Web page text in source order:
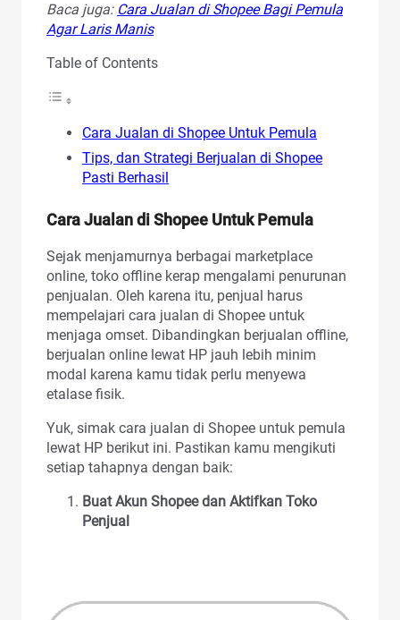
Baca juga: Cara Jualan di Shopee Bagi Pemula
Agar Laris Manis
Table of Contents
Cara Jualan di Shopee Untuk Pemula
Tips, dan Strategi Berjualan di Shopee
Pasti Berhasil
Cara Jualan di Shopee Untuk Pemula
Sejak menjamurnya berbagai marketplace
online, toko offline kerap mengalami penurunan
penjualan. Oleh karena itu, penjual harus
mempelajari cara jualan di Shopee untuk
menjaga omset. Dibandingkan berjualan offline,
berjualan online lewat HP jauh lebih minim
modal karena kamu tidak perlu menyewa
etalase fisik.
Yuk, simak cara jualan di Shopee untuk pemula
lewat HP berikut ini. Pastikan kamu mengikuti
setiap tahapnya dengan baik:
Buat Akun Shopee dan Aktifkan Toko
Penjual